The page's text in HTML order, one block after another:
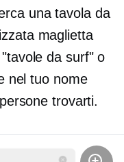
una tavola da
maglietta
da surf" o
nel tuo nome
trovarti.